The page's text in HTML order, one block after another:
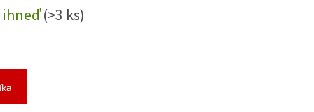
ihneď(>3 ks)